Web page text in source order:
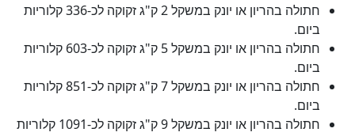
חתולה בהריון או יונק במשקל 2 ק"ג זקוקה לכ-336 קלוריות
ביום.
חתולה בהריון או יונק במשקל 5 ק"ג זקוקה לכ-603 קלוריות
ביום.
חתולה בהריון או יונק במשקל 7 ק"ג זקוקה לכ-851 קלוריות
ביום.
חתולה בהריון או יונק במשקל 9 ק"ג זקוקה לכ-1091 קלוריות